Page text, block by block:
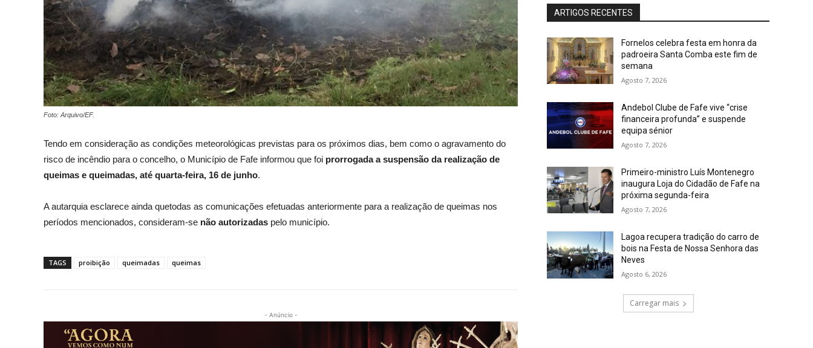
Foto: Arquivo/EF.
Tendo em consideração as condições meteorológicas previstas para os próximos dias, bem como o agravamento do
risco de incêndio para o concelho, o Município de Fafe informou que foi prorrogada a suspensão da realização de
queimas e queimadas, até quarta-feira, 16 de junho.
A autarquia esclarece ainda quetodas as comunicações efetuadas anteriormente para a realização de queimas nos
períodos mencionados, consideram-se não autorizadas pelo município.
TAGS proibição queimadas queimas
- Anúncio -
ARTIGOS RECENTES
Fornelos celebra festa em honra da
padroeira Santa Comba este fim de
semana
Agosto 7, 2026
Andebol Clube de Fafe vive “crise
financeira profunda” e suspende
equipa sénior
Agosto 7, 2026
Primeiro-ministro Luís Montenegro
inaugura Loja do Cidadão de Fafe na
próxima segunda-feira
Agosto 7, 2026
Lagoa recupera tradição do carro de
bois na Festa de Nossa Senhora das
Neves
Agosto 6, 2026
Carregar mais